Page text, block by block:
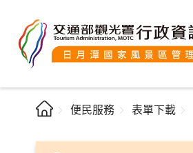
便民服務 表單下載